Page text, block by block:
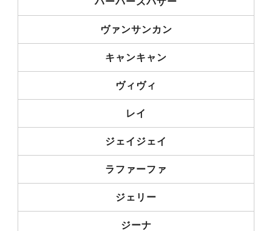
ヴァンサンカン
キャンキャン
ヴィヴィ
レイ
ジェイジェイ
ラファーファ
ジェリー
ジーナ